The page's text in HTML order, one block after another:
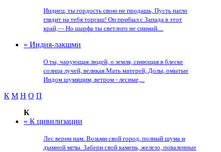
Индиец, ты гордость свою не продашь, Пусть нагло
глядит на тебя торгаш! Он прибыл с Запада в этот
край,— Но шарфа ты светлого не снимай....
» Индия-лакшми
О ты, чарующая людей, о земля, сияющая в блеске
солнца лучей, великая Мать матерей, Долы, омытые
Индом шумящим, ветром - лесные,...
К М Н О П
К
» К цивилизации
Лес верни нам. Возьми свой город, полный шума и
дымной мглы. Забери свой камень, железо, поваленные